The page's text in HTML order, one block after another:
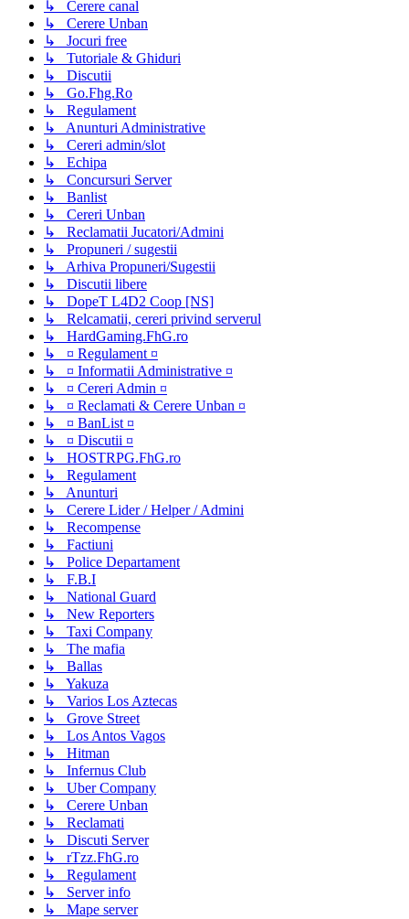
↳ Cerere canal
↳ Cerere Unban
↳ Jocuri free
↳ Tutoriale & Ghiduri
↳ Discutii
↳ Go.Fhg.Ro
↳ Regulament
↳ Anunturi Administrative
↳ Cereri admin/slot
↳ Echipa
↳ Concursuri Server
↳ Banlist
↳ Cereri Unban
↳ Reclamatii Jucatori/Admini
↳ Propuneri / sugestii
↳ Arhiva Propuneri/Sugestii
↳ Discutii libere
↳ DopeT L4D2 Coop [NS]
↳ Relcamatii, cereri privind serverul
↳ HardGaming.FhG.ro
↳ ¤ Regulament ¤
↳ ¤ Informatii Administrative ¤
↳ ¤ Cereri Admin ¤
↳ ¤ Reclamati & Cerere Unban ¤
↳ ¤ BanList ¤
↳ ¤ Discutii ¤
↳ HOSTRPG.FhG.ro
↳ Regulament
↳ Anunturi
↳ Cerere Lider / Helper / Admini
↳ Recompense
↳ Factiuni
↳ Police Departament
↳ F.B.I
↳ National Guard
↳ New Reporters
↳ Taxi Company
↳ The mafia
↳ Ballas
↳ Yakuza
↳ Varios Los Aztecas
↳ Grove Street
↳ Los Antos Vagos
↳ Hitman
↳ Infernus Club
↳ Uber Company
↳ Cerere Unban
↳ Reclamati
↳ Discuti Server
↳ rTzz.FhG.ro
↳ Regulament
↳ Server info
↳ Mape server